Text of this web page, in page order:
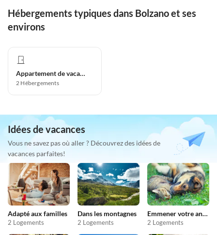
Hébergements typiques dans Bolzano et ses
environs
Appartement de vacances
2 Hébergements
Idées de vacances
Vous ne savez pas où aller ? Découvrez des idées de
vacances parfaites!
Adapté aux familles
2 Logements
Dans les montagnes
2 Logements
Emmener votre animal en vacances
2 Logements